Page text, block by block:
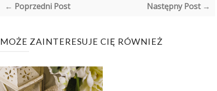
← Poprzedni Post Następny Post →
MOŻE ZAINTERESUJE CIĘ RÓWNIEŻ